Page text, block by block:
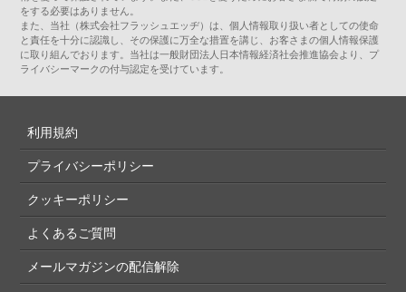
をする必要はありません。
また、当社（株式会社フラッシュエッヂ）は、個人情報取り扱い者としての使命
と責任を十分に認識し、その保護に万全な措置を講じ、お客さまの個人情報保護
に取り組んでおります。当社は一般財団法人日本情報経済社会推進協会より、プ
ライバシーマークの付与認定を受けています。
利用規約
プライバシーポリシー
クッキーポリシー
よくあるご質問
メールマガジンの配信解除